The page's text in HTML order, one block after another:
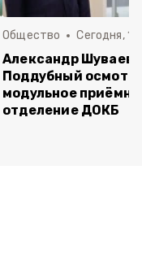
Общество Сегодня,
Александр Шуваев
Поддубный
модульное
отделение ДОКБ